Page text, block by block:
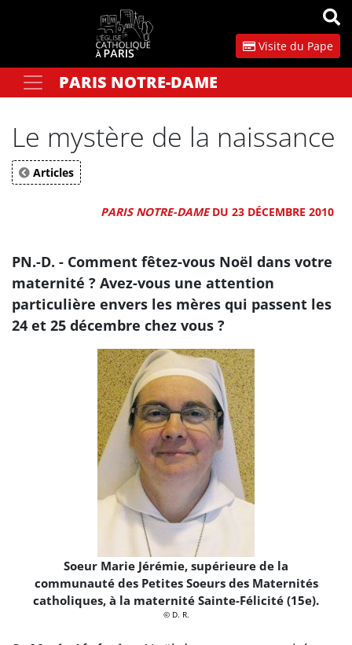
Visite du Pape
Votre recherchePARIS NOTRE-DAME
Le mystère de la naissance
Articles
PARIS NOTRE-DAMEDU 23 DÉCEMBRE 2010
PN.-D. - Comment fêtez-vous Noël dans votre
maternité ? Avez-vous une attention
particulière envers les mères qui passent les
24 et 25 décembre chez vous ?
Soeur Marie Jérémie, supérieure de la
communauté des Petites Soeurs des Maternités
catholiques, à la maternité Sainte-Félicité (15e).
© D. R.
Panneau de gestion des cookies